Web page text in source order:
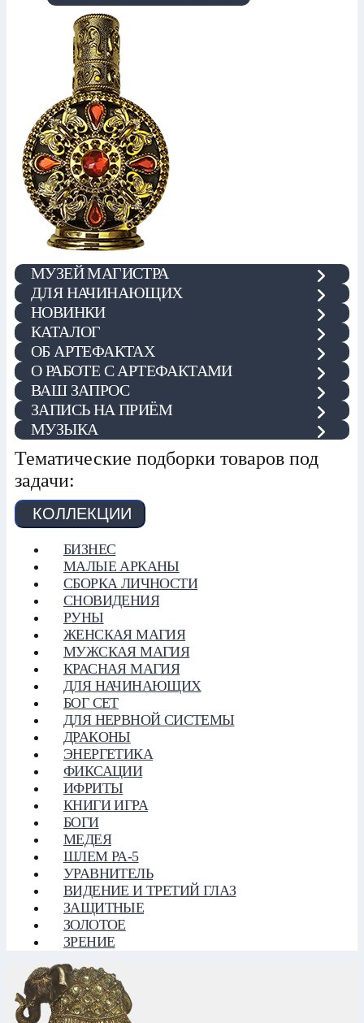
МУЗЕЙ МАГИСТРА
ДЛЯ НАЧИНАЮЩИХ
НОВИНКИ
КАТАЛОГ
ОБ АРТЕФАКТАХ
О РАБОТЕ С АРТЕФАКТАМИ
ВАШ ЗАПРОС
ЗАПИСЬ НА ПРИЁМ
МУЗЫКА
Тематические подборки товаров под
задачи:
КОЛЛЕКЦИИ
БИЗНЕС
МАЛЫЕ АРКАНЫ
СБОРКА ЛИЧНОСТИ
СНОВИДЕНИЯ
РУНЫ
ЖЕНСКАЯ МАГИЯ
МУЖСКАЯ МАГИЯ
КРАСНАЯ МАГИЯ
ДЛЯ НАЧИНАЮЩИХ
БОГ СЕТ
ДЛЯ НЕРВНОЙ СИСТЕМЫ
ДРАКОНЫ
ЭНЕРГЕТИКА
ФИКСАЦИИ
ИФРИТЫ
КНИГИ ИГРА
БОГИ
МЕДЕЯ
ШЛЕМ РА-5
УРАВНИТЕЛЬ
ВИДЕНИЕ И ТРЕТИЙ ГЛАЗ
ЗАЩИТНЫЕ
ЗОЛОТОЕ
ЗРЕНИЕ